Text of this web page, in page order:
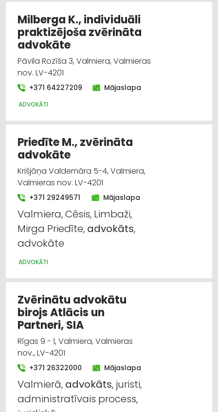
Milberga K., individuāli
praktizējoša zvērināta
advokāte
Pāvila Rozīša 3, Valmiera, Valmieras
nov. LV-4201
+371 64227209 Mājaslapa
ADVOKĀTI
Priedīte M., zvērināta
advokāte
Krišjāņa Valdemāra 5-4, Valmiera,
Valmieras nov. LV-4201
+371 29249571 Mājaslapa
Valmiera, Cēsis, Limbaži,
Mirga Priedīte, advokāts,
advokāte
ADVOKĀTI
Zvērinātu advokātu
birojs Atlācis un
Partneri, SIA
Rīgas 9 - 1, Valmiera, Valmieras
nov., LV-4201
+371 26322000 Mājaslapa
Valmierā, advokāts, juristi,
administratīvais process,